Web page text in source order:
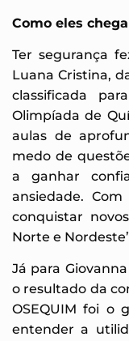
Como eles
Ter segurança
Luana Cristina,
classificada
Olimpíada de
aulas de
medo de
a ganhar
ansiedade.
conquistar
Norte e
Já para
o resultado da
OSEQUIM foi o
entender a